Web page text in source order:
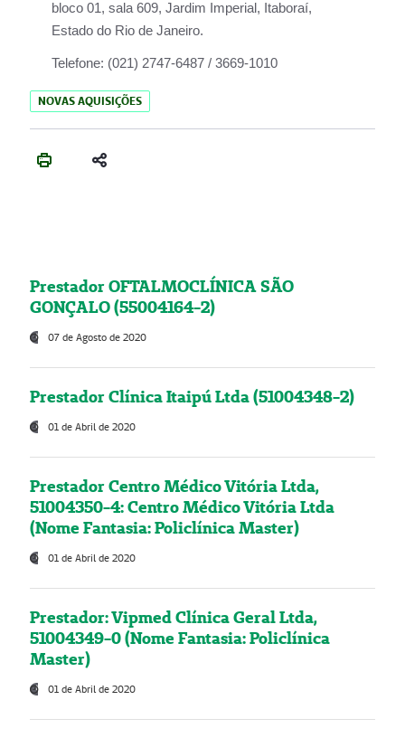
bloco 01, sala 609, Jardim Imperial, Itaboraí,
Estado do Rio de Janeiro.
Telefone: (021) 2747-6487 / 3669-1010
NOVAS AQUISIÇÕES
Prestador OFTALMOCLÍNICA SÃO
GONÇALO (55004164-2)
07 de Agosto de 2020
Prestador Clínica Itaipú Ltda (51004348-2)
01 de Abril de 2020
Prestador Centro Médico Vitória Ltda,
51004350-4: Centro Médico Vitória Ltda
(Nome Fantasia: Policlínica Master)
01 de Abril de 2020
Prestador: Vipmed Clínica Geral Ltda,
51004349-0 (Nome Fantasia: Policlínica
Master)
01 de Abril de 2020